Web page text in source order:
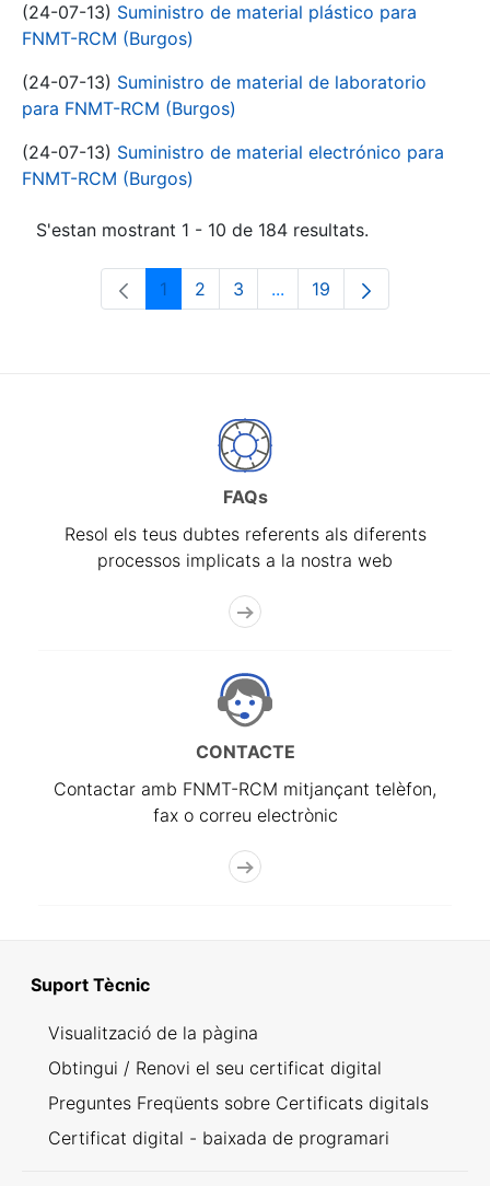
(24-07-13) Suministro de material plástico para
FNMT-RCM (Burgos)
(24-07-13) Suministro de material de laboratorio
para FNMT-RCM (Burgos)
(24-07-13) Suministro de material electrónico para
FNMT-RCM (Burgos)
S'estan mostrant 1 - 10 de 184 resultats.
Pàgina
1 Pàgina
2 Pàgina
3 ...Pàgines intermèdies
Pàgina
19
FAQs
Resol els teus dubtes referents als diferents
processos implicats a la nostra web
CONTACTE
Contactar amb FNMT-RCM mitjançant telèfon,
fax o correu electrònic
Suport Tècnic
Visualització de la pàgina
Obtingui / Renovi el seu certificat digital
Preguntes Freqüents sobre Certificats digitals
Certificat digital - baixada de programari